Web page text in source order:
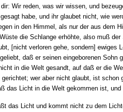
Wir reden, was wir wissen, und
habe, und ihr glaubet nicht, wie
in den Himmel, als nur der aus dem
die Schlange erhöhte, also muß
[nicht verloren gehe, sondern] ewiges
daß er seinen eingeborenen
in die Welt gesandt, auf daß er die
wer aber nicht glaubt, ist
das Licht in die Welt gekommen ist,
das Licht und kommt nicht zu dem